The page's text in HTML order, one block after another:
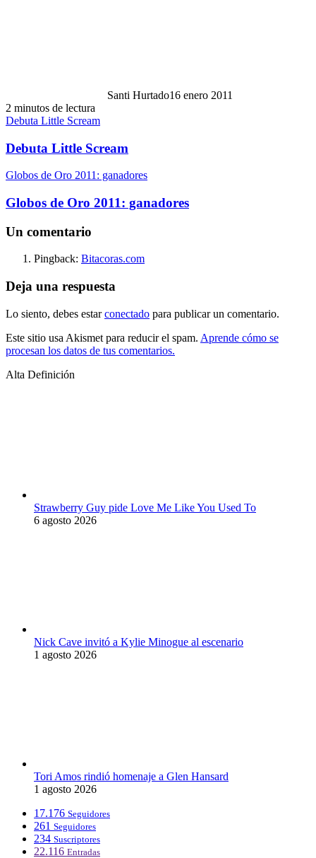
Santi Hurtado16 enero 2011
2 minutos de lectura
Debuta Little Scream
Debuta Little Scream
Globos de Oro 2011: ganadores
Globos de Oro 2011: ganadores
Un comentario
Pingback: Bitacoras.com
Deja una respuesta
Lo siento, debes estarconectado para publicar un comentario.
Este sitio usa Akismet para reducir el spam. Aprende cómo se
procesan los datos de tus comentarios.
Alta Definición
Strawberry Guy pide Love Me Like You Used To
6 agosto 2026
Nick Cave invitó a Kylie Minogue al escenario
1 agosto 2026
Tori Amos rindió homenaje a Glen Hansard
1 agosto 2026
17.176 Seguidores
261 Seguidores
234 Suscriptores
22.116 Entradas